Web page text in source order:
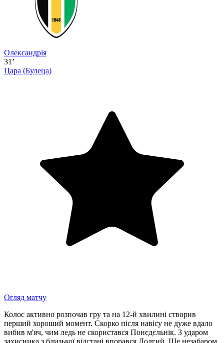
Олександрія
31’
Цара (Булеца)
Огляд матчу
Колос активно розпочав гру та на 12-й хвилині створив
перший хороший момент. Скорко після навісу не дуже вдало
вибив м'яч, чим ледь не скористався Понєдєльнік. З ударом